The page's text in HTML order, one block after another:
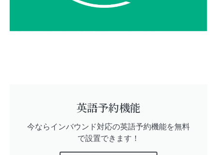
英語予約機能
今ならインバウンド対応の英語予約機能を無料
で設置できます！